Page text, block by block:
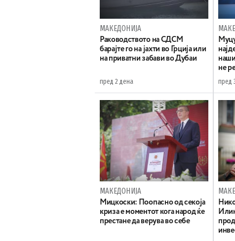
МАКЕДОНИЈА
Раководството на СДСМ
барајте го на јахти во Грција или
на приватни забави во Дубаи
пред 2 дена
не
пред
МАКЕДОНИЈА
Мицкоски: Поопасно од секоја
криза е моментот кога народ ќе
престане да верува во себе